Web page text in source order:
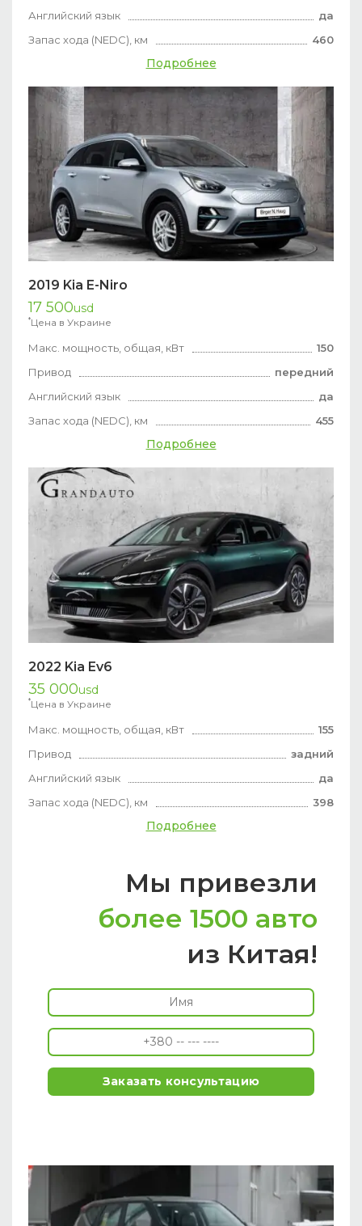
Английский язык
да
Запас хода (NEDC), км
460
Подробнее
2019 Kia E-Niro
17 500usd
*Цена в Украине
Макс. мощность, общая, кВт
150
Привод
передний
Английский язык
да
Запас хода (NEDC), км
455
Подробнее
2022 Kia Ev6
35 000usd
*Цена в Украине
Макс. мощность, общая, кВт
155
Привод
задний
Английский язык
да
Запас хода (NEDC), км
398
Подробнее
Мы привезли
более 1500 авто
из Китая!